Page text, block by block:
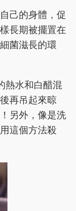
己的身體，促
長期被擺置在
菌滋長的環
熱水和白醋混
再吊起來晾
另外，像是洗
這個方法殺